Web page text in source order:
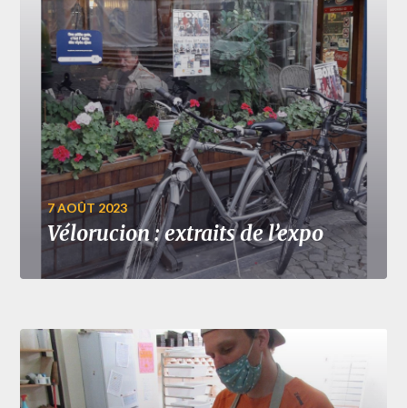
7 AOÛT 2023
Vélorucion : extraits de l’expo